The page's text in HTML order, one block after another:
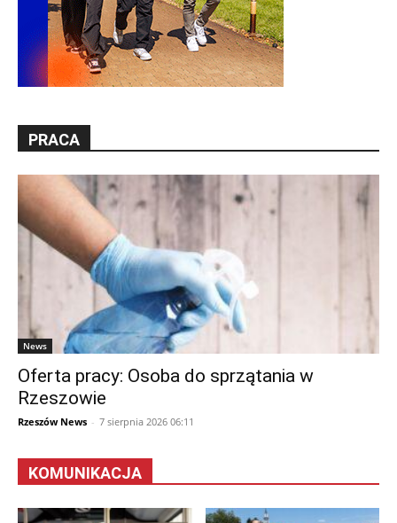
PRACA
News
Oferta pracy: Osoba do sprzątania w
Rzeszowie
Rzeszów News - 7 sierpnia 2026 06:11
KOMUNIKACJA